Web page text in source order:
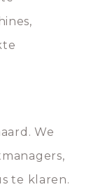
We
te klaren.